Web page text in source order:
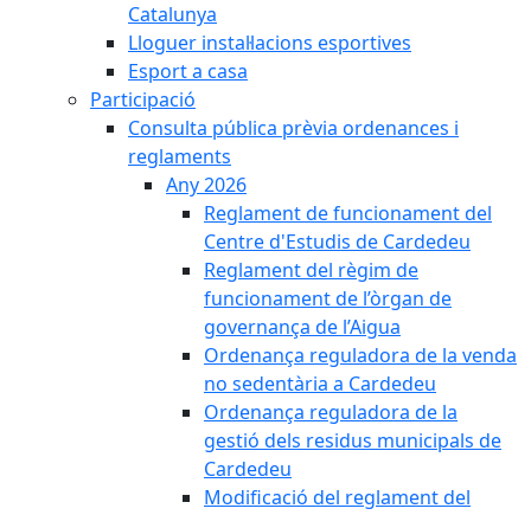
Catalunya
Lloguer instal·lacions esportives
Esport a casa
Participació
Consulta pública prèvia ordenances i
reglaments
Any 2026
Reglament de funcionament del
Centre d'Estudis de Cardedeu
Reglament del règim de
funcionament de l’òrgan de
governança de l’Aigua
Ordenança reguladora de la venda
no sedentària a Cardedeu
Ordenança reguladora de la
gestió dels residus municipals de
Cardedeu
Modificació del reglament del